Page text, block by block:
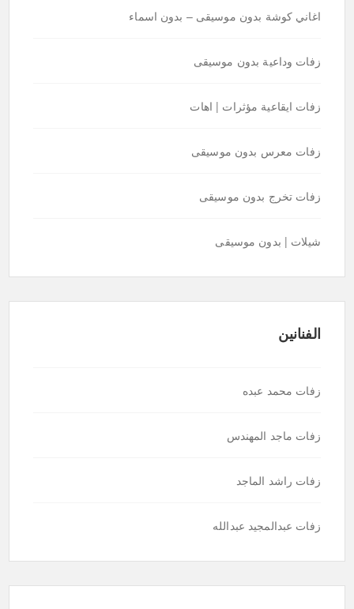
اغاني كوشة بدون موسيقى – بدون اسماء
زفات وداعية بدون موسيقى
زفات ايقاعية مؤثرات | اهات
زفات معرس بدون موسيقى
زفات تخرج بدون موسيقى
شيلات | بدون موسيقى
الفنانين
زفات محمد عبده
زفات ماجد المهندس
زفات راشد الماجد
زفات عبدالمجيد عبدالله